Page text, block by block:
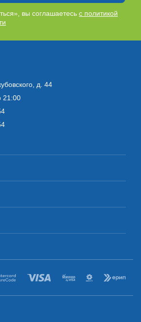
вы соглашаетесь с политикой
д. 44
21:00